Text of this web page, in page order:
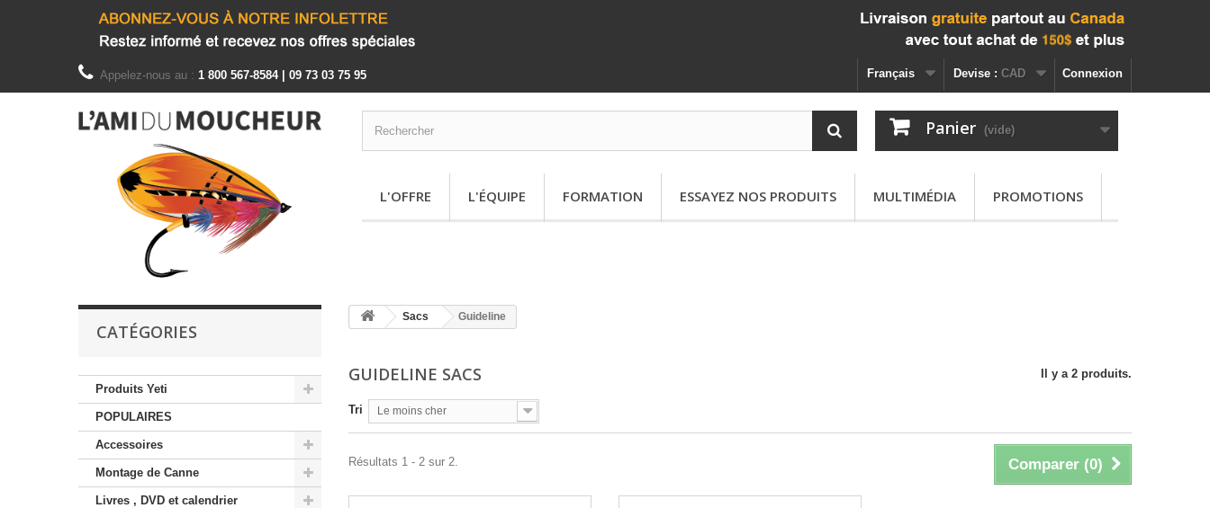
Connexion
Devise : CAD
Français
Appelez-nous au : 1 800 567-8584 | 09 73 03 75 95
Panier (vide)
L'OFFRE L'ÉQUIPE FORMATION ESSAYEZ NOS PRODUITS MULTIMÉDIA PROMOTIONS
CATÉGORIES
Produits Yeti
POPULAIRES
Accessoires
Montage de Canne
Livres , DVD et calendrier
Sacs Guideline
GUIDELINE SACS Il y a 2 produits.
Tri Le moins cher
Comparer (0)
Résultats 1 - 2 sur 2.